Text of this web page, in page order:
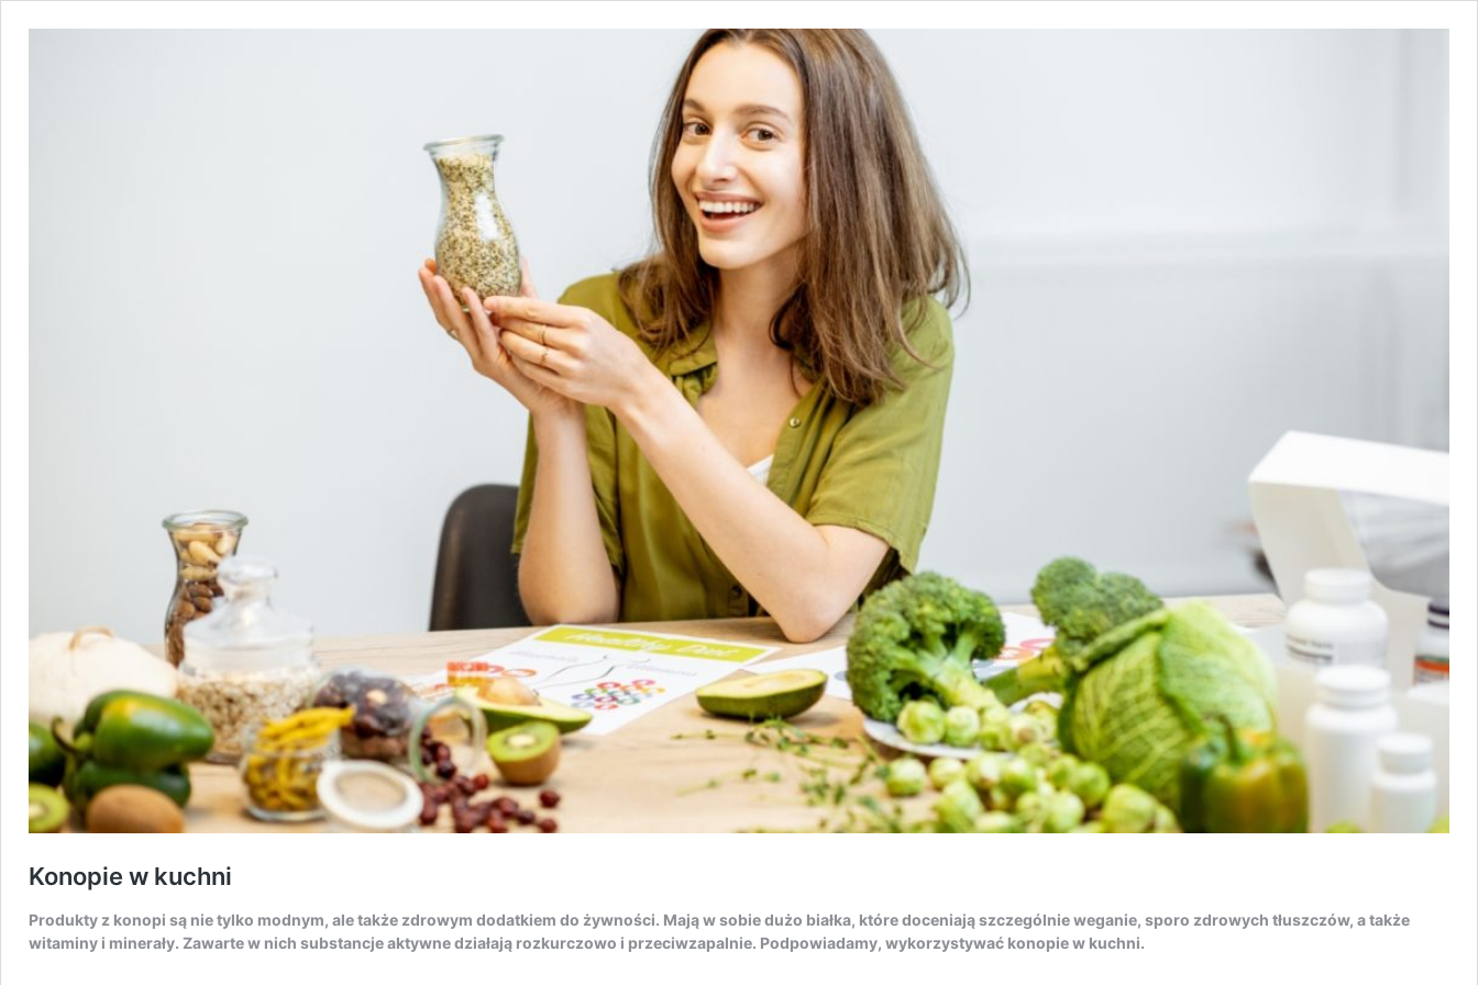
Konopie w kuchni
Produkty z konopi są nie tylko modnym, ale także zdrowym dodatkiem do żywności. Mają w sobie dużo białka, które doceniają szczególnie weganie, sporo zdrowych tłuszczów, a także
witaminy i minerały. Zawarte w nich substancje aktywne działają rozkurczowo i przeciwzapalnie. Podpowiadamy, wykorzystywać konopie w kuchni.